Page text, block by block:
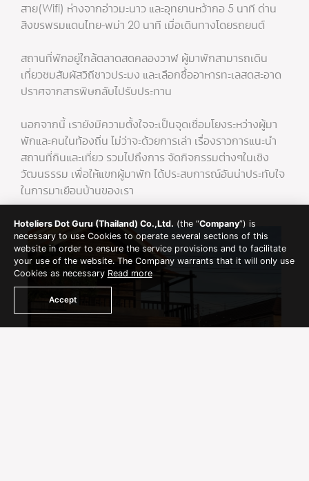
สาย(Wifi) ห่างจากอ่าวมะนาว และอุทยานหว้ากอ 5 นาที ด่าน
สิงขรพรมแดนไทย-พม่า 20 นาที เมื่อเดินทางโดยรถยนต์
สถานที่พักอยู่ใกล้ตลาดสดคลองวาฬ ผู้มาพักสามารถเดิน
เที่ยวชมสัมผัสวิถีชาวประมง และเลือกซื้ออาหารทะเลสดสะอาด
ปราศจากสารพิษกลับไปรับประทาน
นอกจากนี้ เรายังมีความตั้งใจจะเป็นจุดเชื่อมโยงระหว่างผู้มา
พักและคนในท้องถิ่น ไม่ว่าจะด้วยการเล่า เรื่องราวการแนะนำ
สถานที่กินและเที่ยว รวมไปถึงการ จัดกิจกรรมต่างๆในเชิง
วัฒนธรรม เพื่อให้แขกผู้มาพัก ได้ประสบการณ์อันน่าประทับใจ
ในการมาเยือนบ้านของเรา
Hoteliers Dot Guru (Thailand) Co.,Ltd. (the “Company”) is
necessary to use Cookies to operate several sections of this
website in order to ensure the service provisions and to facilitate
your use of the website. The Company warrants that it will only use
Cookies as necessary Read more
Accept